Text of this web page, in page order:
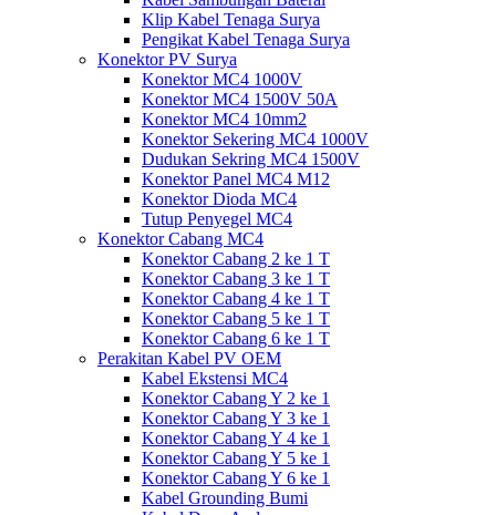
Klip Kabel Tenaga Surya
Pengikat Kabel Tenaga Surya
Konektor PV Surya
Konektor MC4 1000V
Konektor MC4 1500V 50A
Konektor MC4 10mm2
Konektor Sekering MC4 1000V
Dudukan Sekring MC4 1500V
Konektor Panel MC4 M12
Konektor Dioda MC4
Tutup Penyegel MC4
Konektor Cabang MC4
Konektor Cabang 2 ke 1 T
Konektor Cabang 3 ke 1 T
Konektor Cabang 4 ke 1 T
Konektor Cabang 5 ke 1 T
Konektor Cabang 6 ke 1 T
Perakitan Kabel PV OEM
Kabel Ekstensi MC4
Konektor Cabang Y 2 ke 1
Konektor Cabang Y 3 ke 1
Konektor Cabang Y 4 ke 1
Konektor Cabang Y 5 ke 1
Konektor Cabang Y 6 ke 1
Kabel Grounding Bumi